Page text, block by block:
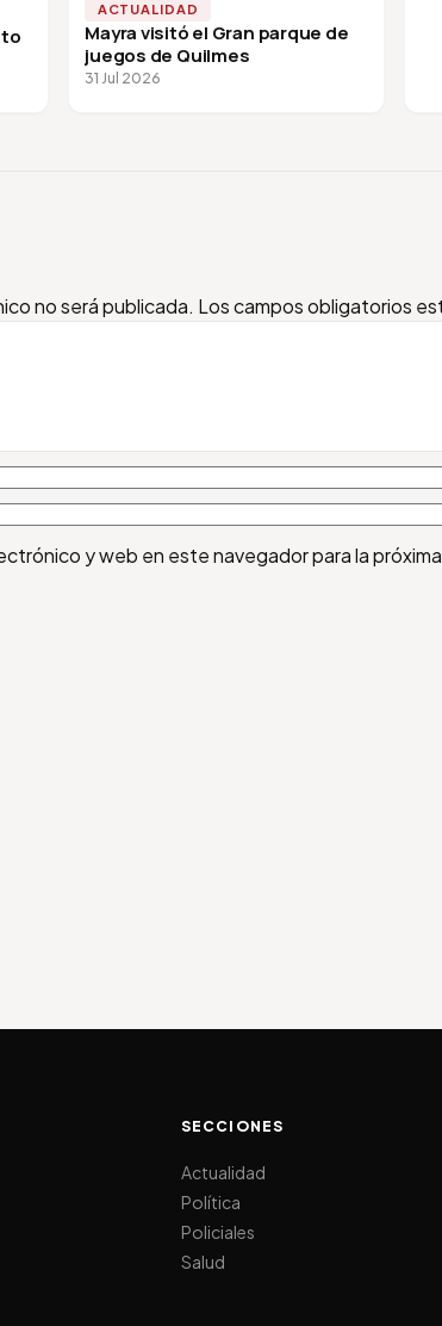
ACTUALIDAD
Mayra visitó el Gran parque de
juegos de Quilmes
31 Jul 2026
no será publicada. Los campos obligatorios
y web en este navegador para la
SECCIONES
Actualidad
Política
Policiales
Salud